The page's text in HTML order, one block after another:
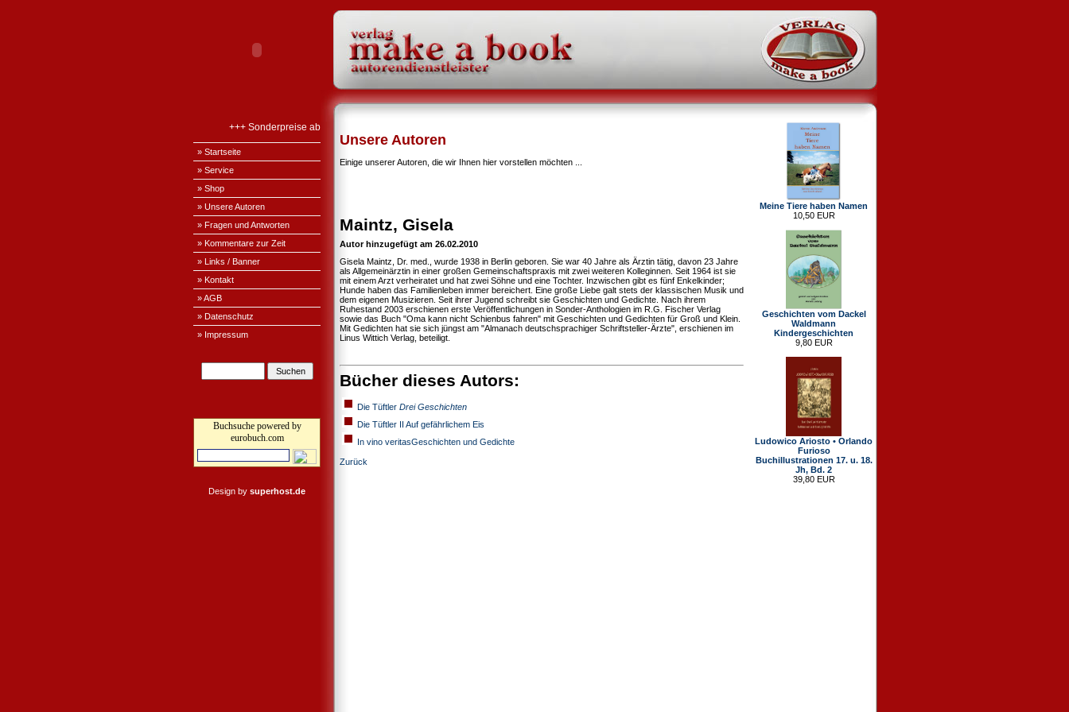
+++ Sonderpreise ab Januar 2026 +++
» Startseite
» Service
» Shop
» Unsere Autoren
» Fragen und Antworten
» Kommentare zur Zeit
» Links / Banner
» Kontakt
» AGB
» Datenschutz
» Impressum
Buchsuche powered by
eurobuch.com
Design by superhost.de
Unsere Autoren
Einige unserer Autoren, die wir Ihnen hier vorstellen möchten ...
Maintz, Gisela
Autor hinzugefügt am 26.02.2010
Gisela Maintz, Dr. med., wurde 1938 in Berlin geboren. Sie war 40 Jahre als Ärztin tätig, davon 23 Jahre
als Allgemeinärztin in einer großen Gemeinschaftspraxis mit zwei weiteren Kolleginnen. Seit 1964 ist sie
mit einem Arzt verheiratet und hat zwei Söhne und eine Tochter. Inzwischen gibt es fünf Enkelkinder;
Hunde haben das Familienleben immer bereichert. Eine große Liebe galt stets der klassischen Musik und
dem eigenen Musizieren. Seit ihrer Jugend schreibt sie Geschichten und Gedichte. Nach ihrem
Ruhestand 2003 erschienen erste Veröffentlichungen in Sonder-Anthologien im R.G. Fischer Verlag
sowie das Buch "Oma kann nicht Schienbus fahren" mit Geschichten und Gedichten für Groß und Klein.
Mit Gedichten hat sie sich jüngst am "Almanach deutschsprachiger Schriftsteller-Ärzte", erschienen im
Linus Wittich Verlag, beteiligt.
Bücher dieses Autors:
Die Tüftler Drei Geschichten
Die Tüftler II Auf gefährlichem Eis
In vino veritasGeschichten und Gedichte
Zurück
Meine Tiere haben Namen
10,50 EUR
Geschichten vom Dackel
Waldmann
Kindergeschichten
9,80 EUR
Ludowico Ariosto • Orlando
Furioso
Buchillustrationen 17. u. 18.
Jh, Bd. 2
39,80 EUR